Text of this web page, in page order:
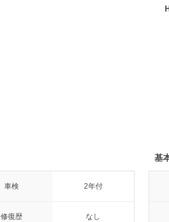
車検 2年付
修復歴 なし
基